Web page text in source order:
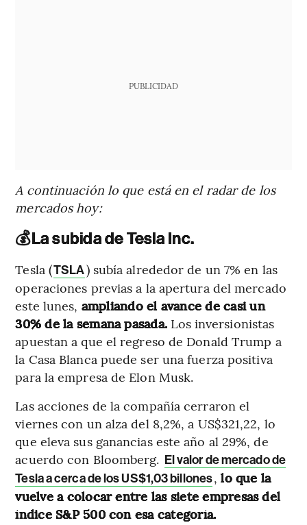
PUBLICIDAD
A continuación lo que está en el radar de los
mercados hoy:
💰La subida de Tesla Inc.
Tesla (TSLA) subía alrededor de un 7% en las
operaciones previas a la apertura del mercado
este lunes, ampliando el avance de casi un
30% de la semana pasada. Los inversionistas
apuestan a que el regreso de Donald Trump a
la Casa Blanca puede ser una fuerza positiva
para la empresa de Elon Musk.
Las acciones de la compañía cerraron el
viernes con un alza del 8,2%, a US$321,22, lo
que eleva sus ganancias este año al 29%, de
acuerdo con Bloomberg. El valor de mercado de
Tesla a cerca de los US$1,03 billones,lo que la
vuelve a colocar entre las siete empresas del
índice S&P 500 con esa categoría.